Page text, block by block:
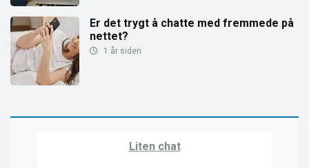
Er det trygt å chatte med fremmede på
nettet?
1 år siden
Liten chat